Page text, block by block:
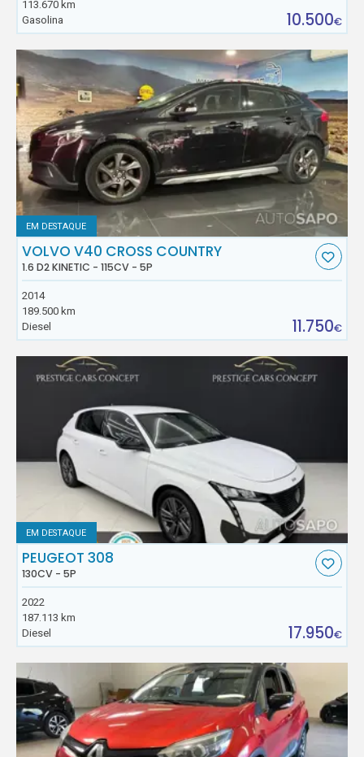
113.670 km
Gasolina
10.500€
EM DESTAQUE
VOLVO V40 CROSS COUNTRY
1.6 D2 KINETIC - 115CV - 5P
2014
189.500 km
Diesel
11.750€
EM DESTAQUE
PEUGEOT 308
130CV - 5P
2022
187.113 km
Diesel
17.950€